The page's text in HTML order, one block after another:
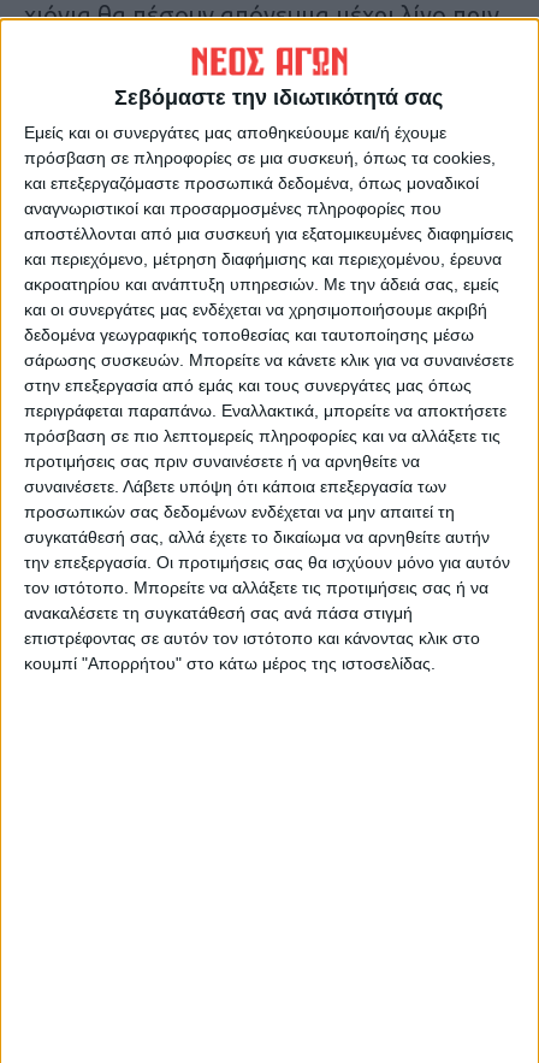
Σεβόμαστε την ιδιωτικότητά σας
Εμείς και οι συνεργάτες μας αποθηκεύουμε και/ή έχουμε
πρόσβαση σε πληροφορίες σε μια συσκευή, όπως τα cookies,
και επεξεργαζόμαστε προσωπικά δεδομένα, όπως μοναδικοί
αναγνωριστικοί και προσαρμοσμένες πληροφορίες που
αποστέλλονται από μια συσκευή για εξατομικευμένες διαφημίσεις
και περιεχόμενο, μέτρηση διαφήμισης και περιεχομένου, έρευνα
ακροατηρίου και ανάπτυξη υπηρεσιών. Με την άδειά σας, εμείς
και οι συνεργάτες μας ενδέχεται να χρησιμοποιήσουμε ακριβή
δεδομένα γεωγραφικής τοποθεσίας και ταυτοποίησης μέσω
σάρωσης συσκευών. Μπορείτε να κάνετε κλικ για να συναινέσετε
στην επεξεργασία από εμάς και τους συνεργάτες μας όπως
περιγράφεται παραπάνω. Εναλλακτικά, μπορείτε να αποκτήσετε
πρόσβαση σε πιο λεπτομερείς πληροφορίες και να αλλάξετε τις
προτιμήσεις σας πριν συναινέσετε ή να αρνηθείτε να
συναινέσετε. Λάβετε υπόψη ότι κάποια επεξεργασία των
προσωπικών σας δεδομένων ενδέχεται να μην απαιτεί τη
συγκατάθεσή σας, αλλά έχετε το δικαίωμα να αρνηθείτε αυτήν
την επεξεργασία. Οι προτιμήσεις σας θα ισχύουν μόνο για αυτόν
τον ιστότοπο. Μπορείτε να αλλάξετε τις προτιμήσεις σας ή να
ανακαλέσετε τη συγκατάθεσή σας ανά πάσα στιγμή
επιστρέφοντας σε αυτόν τον ιστότοπο και κάνοντας κλικ στο
κουμπί "Απορρήτου" στο κάτω μέρος της ιστοσελίδας.
χιόνια θα πέσουν απόγευμα μέχρι λίγο πριν
το ξημέρωμα της Κυριακής. Μετά θα
σταματήσουν στη βόρεια Ελλάδα”.
10 βαθμοί Κελσίου πτώση στην
θερμοκρασία
Επισημαίνει μάλιστα την αξιοσημείωτη
διαφορά στις τιμές των θερμοκρασιών.
“Ενώ χθες Παρασκευή (19.01.2024) ο
υδράργυρος έφτασε στην Θεσσαλονίκη
τους 18 βαθμούς κελσίου, σήμερα Σάββατο
δεν θα φτάσει ούτε τους 8 το μεσημέρι και
το βράδυ θα πέσει κι άλλο η θερμοκρασία.
Θα χειμωνιάσει. Δεν είναι κάτι το
εντυπωσιακό αλλά αυτό που κάνει
εντύπωση είναι οι 18 βαθμοί κελσίου που
είχαμε αυτές τις μέρες στην Ελλάδα”.
Για την υπόλοιπη χώρα, όπως μας αναφέρει
ο γνωστός μετεωρολόγος, “από την Λάρισα